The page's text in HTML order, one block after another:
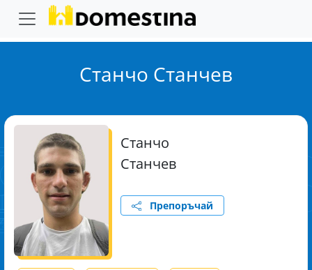
Станчо Станчев
Станчо
Станчев
Препоръчай